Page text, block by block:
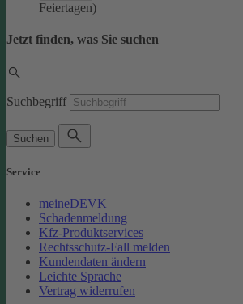
Feiertagen)
Jetzt finden, was Sie suchen
Suchbegriff
Suchen
Service
meineDEVK
Schadenmeldung
Kfz-Produktservices
Rechtsschutz-Fall melden
Kundendaten ändern
Leichte Sprache
Vertrag widerrufen